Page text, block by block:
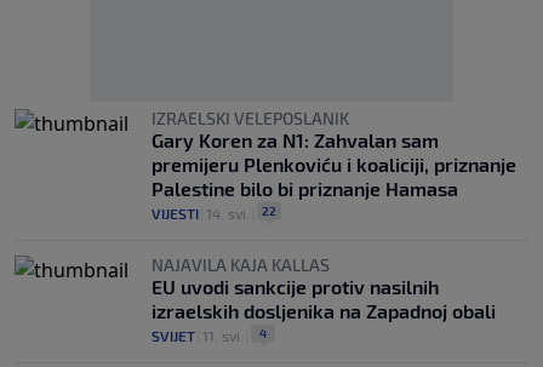
IZRAELSKI VELEPOSLANIK
Gary Koren za N1: Zahvalan sam
premijeru Plenkoviću i koaliciji, priznanje
Palestine bilo bi priznanje Hamasa
VIJESTI 14. svi. 22
NAJAVILA KAJA KALLAS
EU uvodi sankcije protiv nasilnih
izraelskih dosljenika na Zapadnoj obali
SVIJET 11. svi. 4